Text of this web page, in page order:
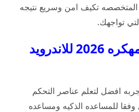
المتخصصه تكيف امن وسريع نتيجه
تواجهك.
التخصيص في لعبه بيس مهكره 2026 للاندرويد
افضل لتعلم عناصر التحكم
للمساعده الذكيه ومساعده